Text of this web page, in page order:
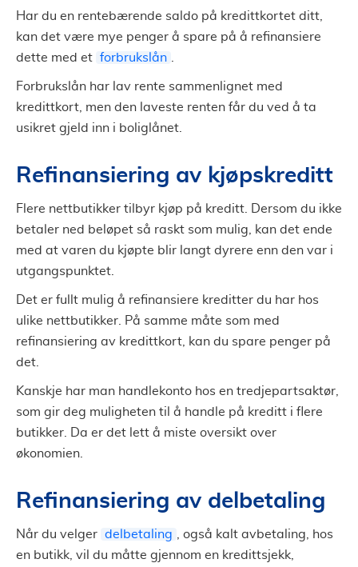
Har du en rentebærende saldo på kredittkortet ditt,
kan det være mye penger å spare på å refinansiere
dette med et forbrukslån
Forbrukslån har lav rente sammenlignet med
kredittkort, men den laveste renten får du ved å ta
usikret gjeld inn i boliglånet.
Refinansiering av kjøpskreditt
Flere nettbutikker tilbyr kjøp på kreditt. Dersom du ikke
betaler ned beløpet så raskt som mulig, kan det ende
med at varen du kjøpte blir langt dyrere enn den var i
utgangspunktet.
Det er fullt mulig å refinansiere kreditter du har hos
ulike nettbutikker. På samme måte som med
refinansiering av kredittkort, kan du spare penger på
det.
Kanskje har man handlekonto hos en tredjepartsaktør,
som gir deg muligheten til å handle på kreditt i flere
butikker. Da er det lett å miste oversikt over
økonomien.
Refinansiering av delbetaling
Når du velger delbetaling
, også kalt avbetaling, hos
en butikk, vil du måtte gjennom en kredittsjekk,